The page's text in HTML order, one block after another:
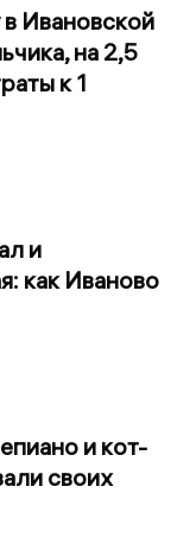
Ивановской
на 2,5
к 1
и
как Иваново
и кот-
своих